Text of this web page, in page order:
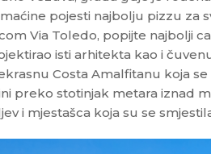
pojesti najbolju pizzu za
Via Toledo, popijte najbolji
isti arhitekta kao i
Costa Amalfitanu koja
preko stotinjak metara iznad
i mjestašca koja su se